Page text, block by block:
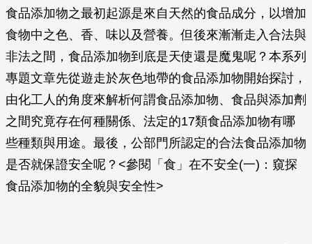
食品添加物之最初起源是來自天然的食品成分，以增加
食物中之色、香、味以及營養。但後來漸漸走入合法與
非法之間，食品添加物到底是天使還是魔鬼呢？本系列
專題文章先從遊走於灰色地帶的食品添加物開始探討，
由化工人的角度來解析何謂食品添加物、食品與添加劑
之間究竟存在何種關係、法定的17類食品添加物有哪
些種類與用途。最後，公部門所認定的合法食品添加物
是否就保證安全呢？<參閱「食」在不安全(一)：窺探
食品添加物的全貌與安全性>